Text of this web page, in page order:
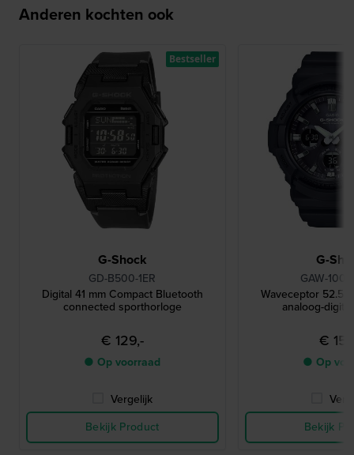
Anderen kochten ook
G-Shock
GD-B500-1ER
Digital 41 mm Compact Bluetooth
connected sporthorloge
€ 129,-
● Op voorraad
Vergelijk
Bekijk Product
Bestseller
G-
GAW-
Waveceptor 52.5
analoog-
€
● Op
Bekijk